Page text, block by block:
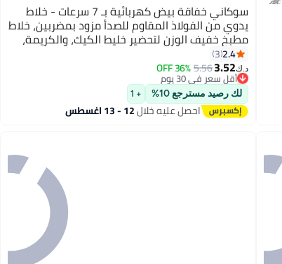
سوكاني خفاقة بيض كهربائية بـ 7 سرعات - خلاط
يدوي من الفولاذ المقاوم للصدأ مزود بمضربين، خلاط
مطبخ خفيف الوزن لتحضير خليط الكيك، والكريمة،
والبيض، والعجين، وأعمال الخبز، وتحضير الطعام
اليومي.
2.4
3
د.ك‏3.52
5.56
36% OFFأقل سعر في 30 يوم
تم بيع +10 مؤخرًا
أقل سعر في 30 يوم
لك رصيد مسترجع 10% + 1
احصل عليه خلال12 - 13 اغسطس